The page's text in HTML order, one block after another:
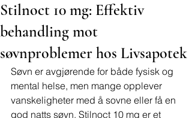
Stilnoct 10 mg: Effektiv
behandling mot
søvnproblemer hos Livsapotek
Søvn er avgjørende for både fysisk og
mental helse, men mange opplever
vanskeligheter med å sovne eller få en
god natts søvn. Stilnoct 10 mg er et